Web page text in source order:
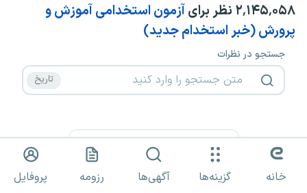
۲٬۱۴۵٬۰۵۸ نظر برایآزمون استخدامی آموزش و
پرورش (خبر استخدام جدید)
جستجو در نظرات
۲۸٬۸۲۵ ۲۸٬۸۲۶ ۲۸٬۸۲۷ خانه گزینه‌ها آگهی‌ها رزومه پروفایل